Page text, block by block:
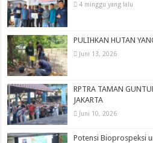
4 minggu yang lalu
PULIHKAN HUTAN
Juni 13, 2026
RPTRA TAMAN
JAKARTA
Juni 10, 2026
Potensi Bioprospeksi